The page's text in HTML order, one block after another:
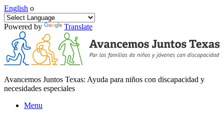
English o
Powered by Translate
Avancemos Juntos Texas: Ayuda para niños con discapacidad y
necesidades especiales
Menu